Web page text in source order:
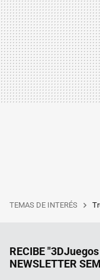
TEMAS DE INTERÉS
RECIBE
NEWSLETTER